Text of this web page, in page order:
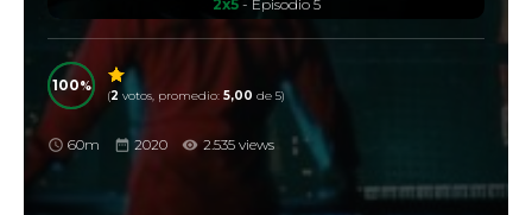
2x5- Episodio 5
100
(2 votos, promedio: 5,00 de 5)
60m 2020 2.535 views